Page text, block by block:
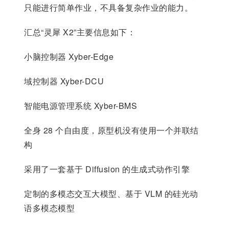
只能进行简单作业，不具备复杂作业的能力。
汇总“灵犀 X2”主要信息如下：
小脑控制器 Xyber-Edge
域控制器 Xyber-DCU
智能电源管理系统 Xyber-BMS
全身 28 个自由度，原型机没有使用一个并联结
构
采用了一套基于 Diffusion 的生成式动作引擎
定制的多模态交互大模型、基于 VLM 的硅光动
语多模态模型